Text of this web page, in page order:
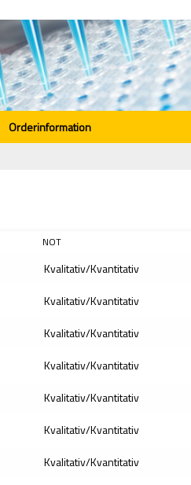
Orderinformation
NOT
Kvalitativ/Kvantitativ
Kvalitativ/Kvantitativ
Kvalitativ/Kvantitativ
Kvalitativ/Kvantitativ
Kvalitativ/Kvantitativ
Kvalitativ/Kvantitativ
Kvalitativ/Kvantitativ